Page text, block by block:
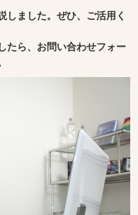
しました。ぜひ、ご活用く
たら、お問い合わせフォー